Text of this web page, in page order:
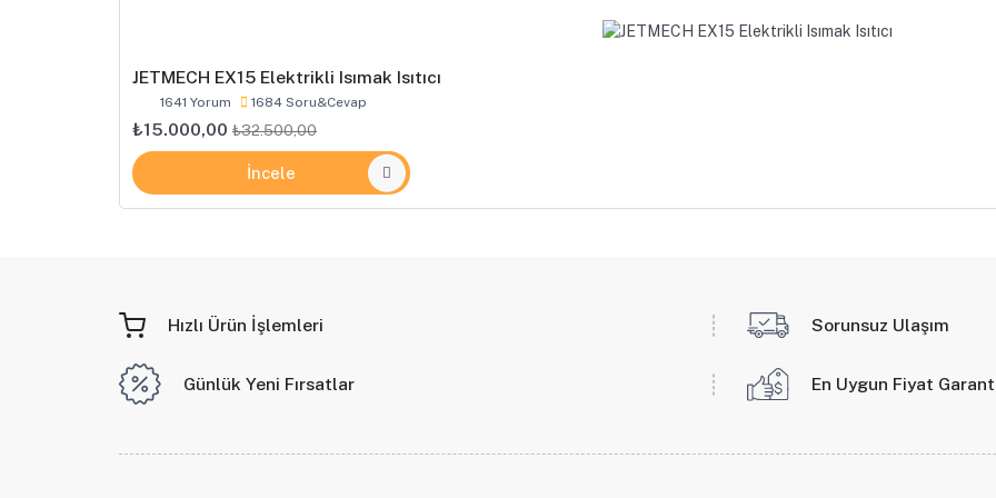
JETMECH EX15 Elektrikli Isımak Isıtıcı
1641 Yorum 1684 Soru&Cevap
₺15.000,00 ₺32.500,00
İncele
Hızlı Ürün İşlemleri Sorunsuz Ulaşım
Günlük Yeni Fırsatlar En Uygun Fiyat